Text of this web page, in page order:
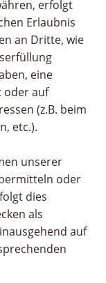
erfolgt
Erlaubnis
an Dritte, wie
eine
oder auf
(z.B. beim
etc.).
unserer
oder
dies
als
auf